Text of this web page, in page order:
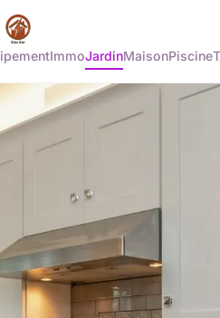
ImmoJardinMaisonPiscine